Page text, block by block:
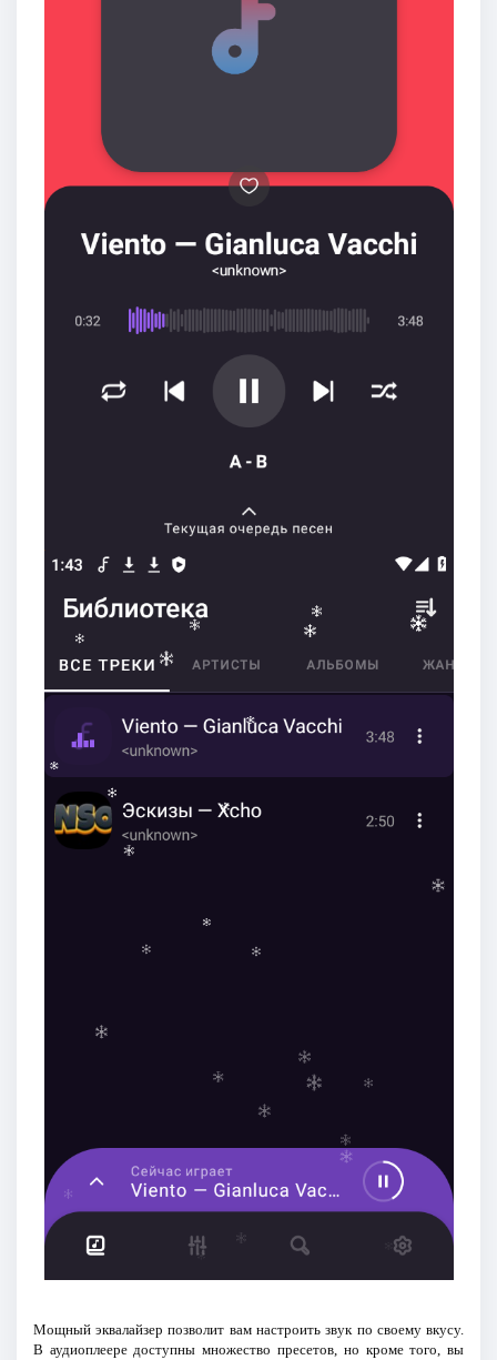
Мощный эквалайзер позволит вам настроить звук по своему вкусу.
В аудиоплеере доступны множество пресетов, но кроме того, вы